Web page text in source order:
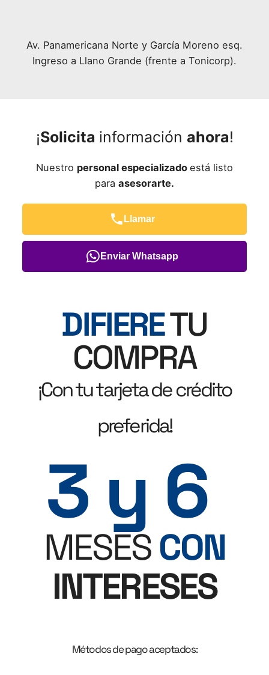
Av. Panamericana Norte y García Moreno esq.
Ingreso a Llano Grande (frente a Tonicorp).
¡Solicita información ahora!
Nuestro personal especializado está listo
para asesorarte.
Llamar
Enviar Whatsapp
DIFIERETU
COMPRA
¡Con tu tarjeta de crédito
preferida!
3 y 6
MESESCON
INTERESES
Métodos de pago aceptados: